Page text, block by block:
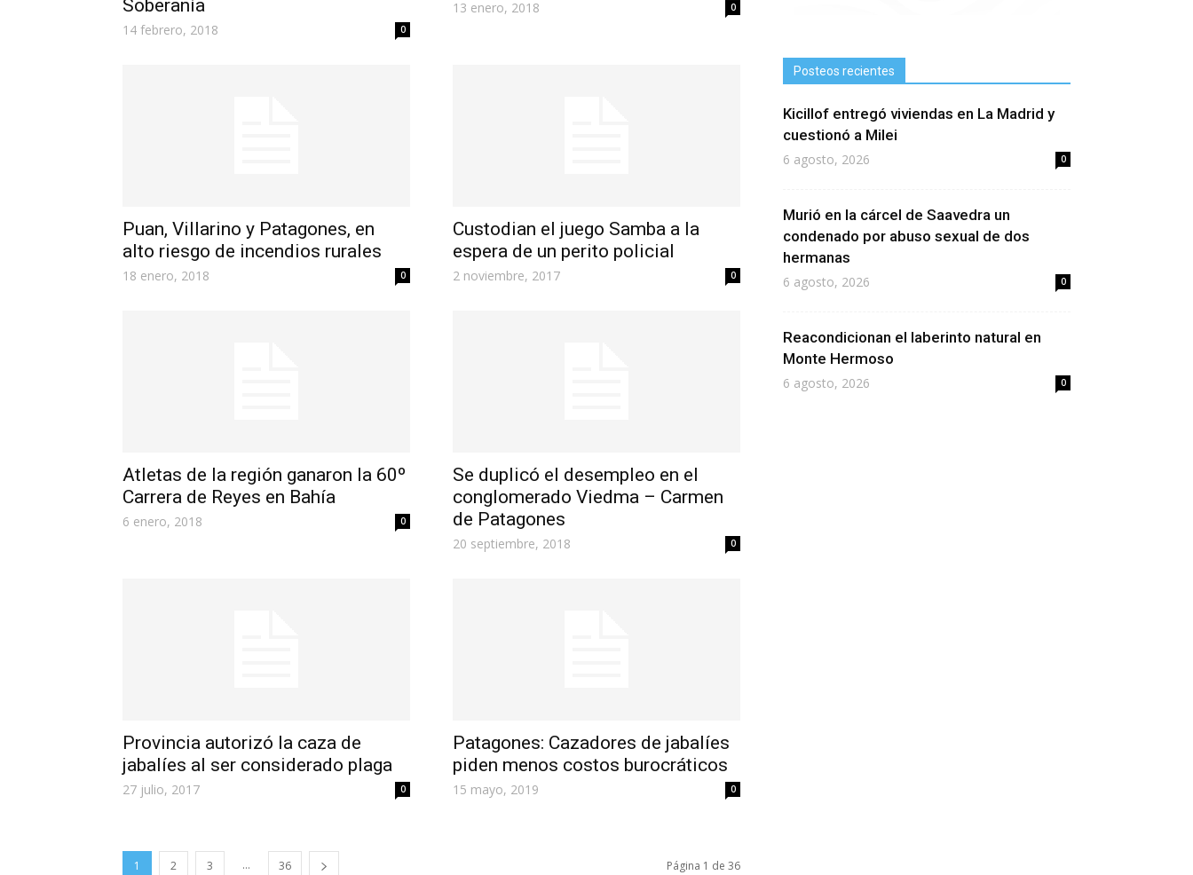
Soberanía
14 febrero, 2018 0
13 enero, 2018 0
Puan, Villarino y Patagones, en
alto riesgo de incendios rurales
18 enero, 2018 0
Custodian el juego Samba a la
espera de un perito policial
2 noviembre, 2017 0
Atletas de la región ganaron la 60º
Carrera de Reyes en Bahía
6 enero, 2018 0
Se duplicó el desempleo en el
conglomerado Viedma – Carmen
de Patagones
20 septiembre, 2018 0
Provincia autorizó la caza de
jabalíes al ser considerado plaga
27 julio, 2017 0
Patagones: Cazadores de jabalíes
piden menos costos burocráticos
15 mayo, 2019 0
1 2 3 ... 36 Página 1 de 36
Posteos recientes
Kicillof entregó viviendas en La Madrid y
cuestionó a Milei
6 agosto, 2026 0
Murió en la cárcel de Saavedra un
condenado por abuso sexual de dos
hermanas
6 agosto, 2026 0
Reacondicionan el laberinto natural en
Monte Hermoso
6 agosto, 2026 0